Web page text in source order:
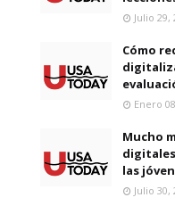
Julio 29,
Cómo
Enero
Mucho
las
Julio 30,